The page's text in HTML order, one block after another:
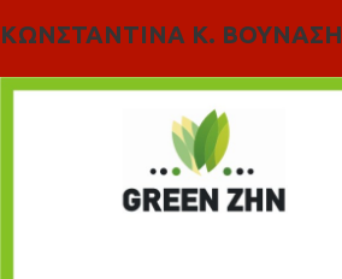
ΚΩΝΣΤΑΝΤΙΝΑ Κ. ΒΟΥΝΑΣΗ